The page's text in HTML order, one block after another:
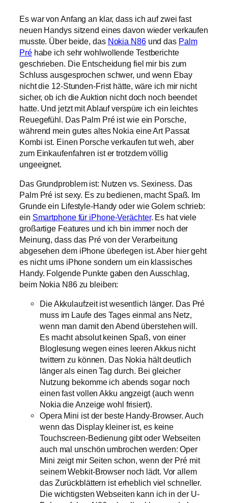
Es war von Anfang an klar, dass ich auf zwei fast
neuen Handys sitzend eines davon wieder verkaufen
musste. Über beide, das Nokia N86und das Palm
Préhabe ich sehr wohlwollende Testberichte
geschrieben. Die Entscheidung fiel mir bis zum
Schluss ausgesprochen schwer, und wenn Ebay
nicht die 12-Stunden-Frist hätte, wäre ich mir nicht
sicher, ob ich die Auktion nicht doch noch beendet
hatte. Und jetzt mit Ablauf verspüre ich ein leichtes
Reuegefühl. Das Palm Pré ist wie ein Porsche,
während mein gutes altes Nokia eine Art Passat
Kombi ist. Einen Porsche verkaufen tut weh, aber
zum Einkaufenfahren ist er trotzdem völlig
ungeeignet.
Das Grundproblem ist: Nutzen vs. Sexiness. Das
Palm Pré ist sexy. Es zu bedienen, macht Spaß. Im
Grunde ein Lifestyle-Handy oder wie Golem schrieb:
ein Smartphone für iPhone-Verächter. Es hat viele
großartige Features und ich bin immer noch der
Meinung, dass das Pré von der Verarbeitung
abgesehen dem iPhone überlegen ist. Aber hier geht
es nicht ums iPhone sondern um ein klassisches
Handy. Folgende Punkte gaben den Ausschlag,
beim Nokia N86 zu bleiben:
Die Akkulaufzeit ist wesentlich länger. Das Pré
muss im Laufe des Tages einmal ans Netz,
wenn man damit den Abend überstehen will.
Es macht absolut keinen Spaß, von einer
Bloglesung wegen eines leeren Akkus nicht
twittern zu können. Das Nokia hält deutlich
länger als einen Tag durch. Bei gleicher
Nutzung bekomme ich abends sogar noch
einen fast vollen Akku angzeigt (auch wenn
Nokia die Anzeige wohl frisiert).
Opera Mini ist der beste Handy-Browser. Auch
wenn das Display kleiner ist, es keine
Touchscreen-Bedienung gibt oder Webseiten
auch mal unschön umbrochen werden: Oper
Mini zeigt mir Seiten schon, wenn der Pré mit
seinem Webkit-Browser noch lädt. Vor allem
das Zurückblättern ist erheblich viel schneller.
Die wichtigsten Webseiten kann ich in der U-